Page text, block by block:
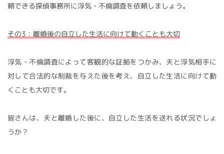
頼できる探偵事務所に浮気・不倫調査を依頼しましょう。
その3：離婚後の自立した生活に向けて動くことも大切
浮気・不倫調査によって客観的な証拠をつかみ、夫と浮気相手に
対して合法的な制裁を与えた後を考え、自立した生活に向けて動
くことも大切です。
皆さんは、夫と離婚した後に、自立した生活を送れる状況でしょ
うか？